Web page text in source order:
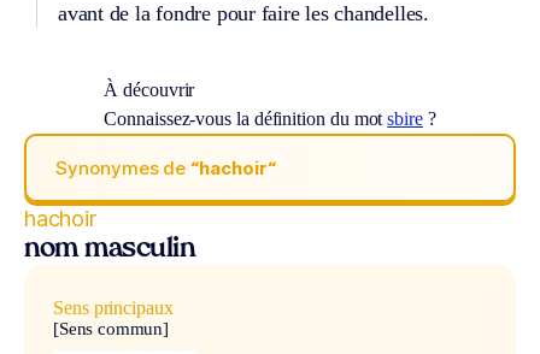
avant de la fondre pour faire les chandelles.
À découvrir
Connaissez-vous la définition du motsbire?
Synonymes de “hachoir“
hachoir
nom masculin
Sens principaux
[Sens commun]